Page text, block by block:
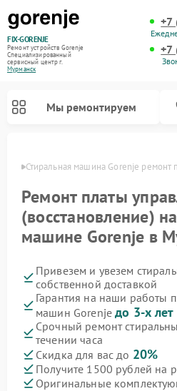
FIX-GORENJE
Ремонт устройств Gorenje
Специализированный
cервисный центр г.
Мурманск
+7
+7
Мы ремонтируем
Стиральная машина Gorenje ремонт
Ремонт платы
(восстановление)
машине Gorenje в
Привезем и увезем
собственной доставкой
Гарантия на наши работы
машин Gorenjeдо 3-х лет
Срочный ремонт
течении часа
Скидка для вас до 20%
Получите 1500 рублей на
Оригинальные